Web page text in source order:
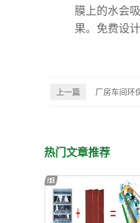
膜上的水会
果。免费设
上一篇 厂房车间环
热门文章推荐